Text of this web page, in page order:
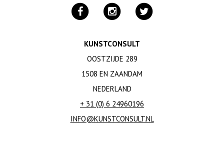
KUNSTCONSULT
OOSTZIJDE 289
1508 EN ZAANDAM
NEDERLAND
+ 31 (0) 6 24960196
INFO@KUNSTCONSULT.NL